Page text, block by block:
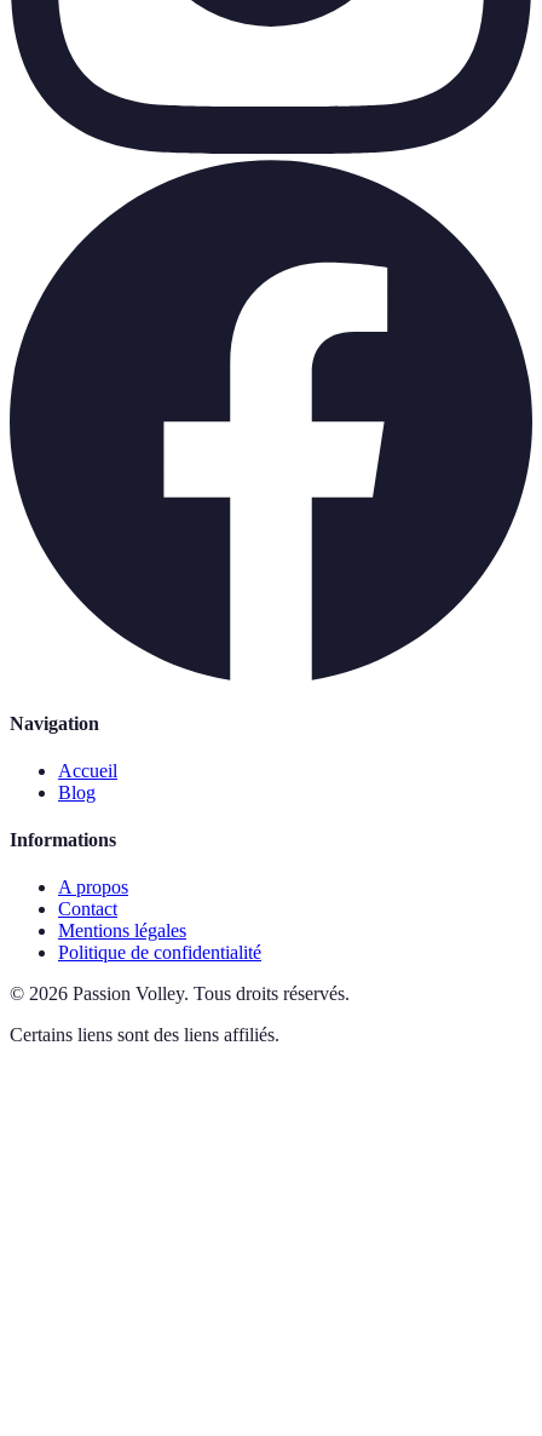
Navigation
Accueil
Blog
Informations
A propos
Contact
Mentions légales
Politique de confidentialité
© 2026 Passion Volley. Tous droits réservés.
Certains liens sont des liens affiliés.